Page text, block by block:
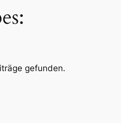
gefunden.